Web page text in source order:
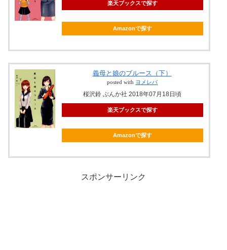
楽天ブックスで探す
Amazonで探す
義母と娘のブルース（下）
posted with ヨメレバ
桜沢鈴 ぶんか社 2018年07月18日頃
楽天ブックスで探す
Amazonで探す
スポンサーリンク